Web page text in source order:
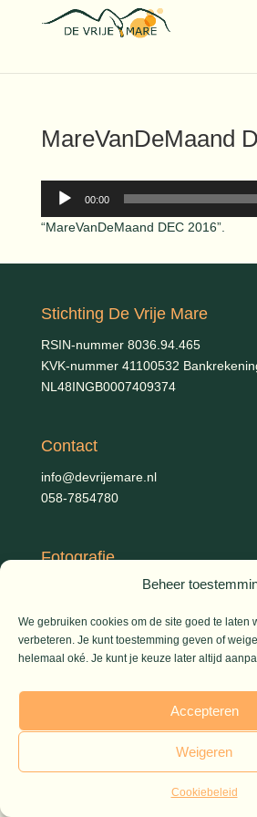
Beheer
We gebruiken cookies om de site goed te laten
verbeteren. Je kunt toestemming geven of
helemaal oké. Je kunt je keuze later altijd
Accepteren
Weigeren
Cookiebeleid
MareVanDeMaand
Audiospeler
00:00
“MareVanDeMaand DEC 2016”.
Stichting De Vrije Mare
RSIN-nummer 8036.94.465
KVK-nummer 41100532
NL48INGB0007409374
Contact
info@devrijemare.nl
058-7854780
Fotografie
Gerold Febis, Johanna Koelman,
© 2026 De Vrije Mare